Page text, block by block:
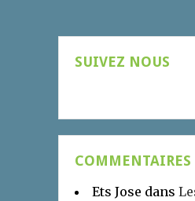
SUIVEZ NOUS
COMMENTAIRES
Ets Jose dans